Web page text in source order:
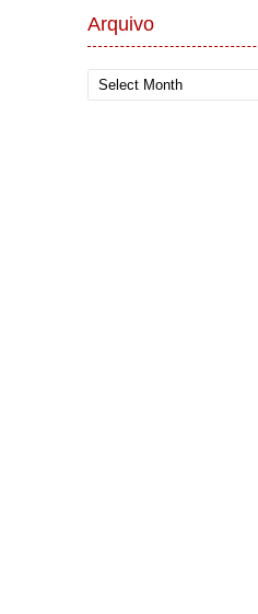
Arquivo
Arquivo